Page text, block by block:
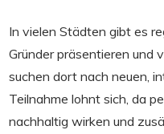
In vielen Städten gibt es
Gründer präsentieren und
suchen dort nach neuen,
Teilnahme lohnt sich, da
nachhaltig wirken und